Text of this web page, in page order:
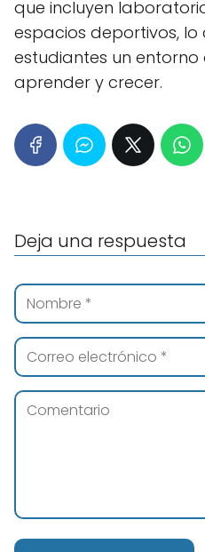
que incluyen
espacios deportivos,
estudiantes un
aprender y crecer.
Deja una respuesta